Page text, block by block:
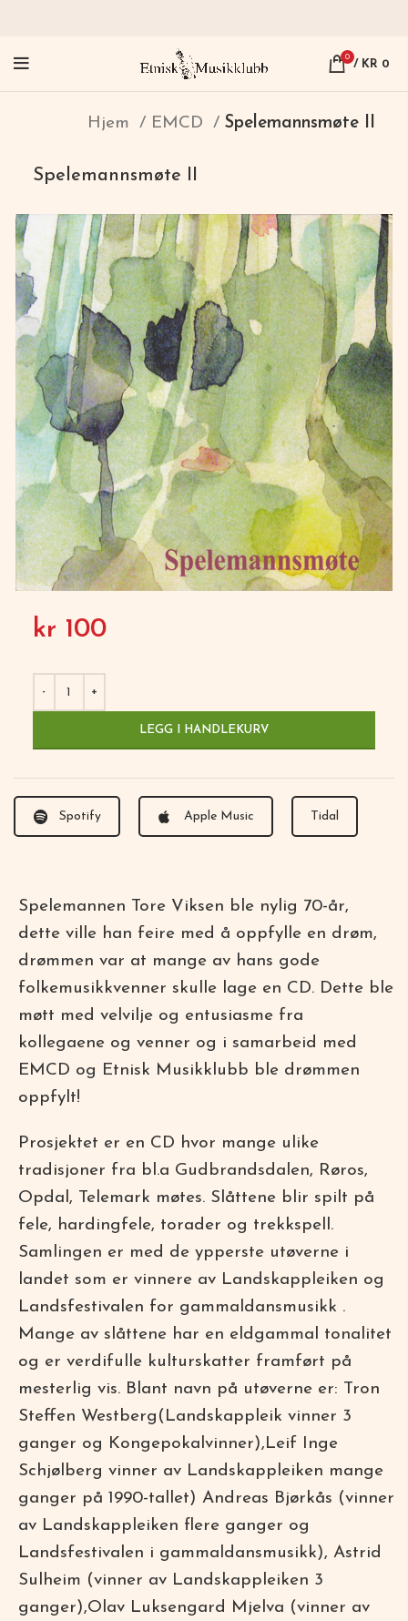
0
/ KR 0
Hjem EMCD Spelemannsmøte II
Spelemannsmøte II
kr 100
LEGG I HANDLEKURV
Spotify Apple Music Tidal
Spelemannen Tore Viksen ble nylig 70-år,
dette ville han feire med å oppfylle en drøm,
drømmen var at mange av hans gode
folkemusikkvenner skulle lage en CD. Dette ble
møtt med velvilje og entusiasme fra
kollegaene og venner og i samarbeid med
EMCD og Etnisk Musikklubb ble drømmen
oppfylt!
Prosjektet er en CD hvor mange ulike
tradisjoner fra bl.a Gudbrandsdalen, Røros,
Opdal, Telemark møtes. Slåttene blir spilt på
fele, hardingfele, torader og trekkspell.
Samlingen er med de ypperste utøverne i
landet som er vinnere av Landskappleiken og
Landsfestivalen for gammaldansmusikk .
Mange av slåttene har en eldgammal tonalitet
og er verdifulle kulturskatter framført på
mesterlig vis. Blant navn på utøverne er: Tron
Steffen Westberg(Landskappleik vinner 3
ganger og Kongepokalvinner),Leif Inge
Schjølberg vinner av Landskappleiken mange
ganger på 1990-tallet) Andreas Bjørkås (vinner
av Landskappleiken flere ganger og
Landsfestivalen i gammaldansmusikk), Astrid
Sulheim (vinner av Landskappleiken 3
ganger),Olav Luksengard Mjelva (vinner av